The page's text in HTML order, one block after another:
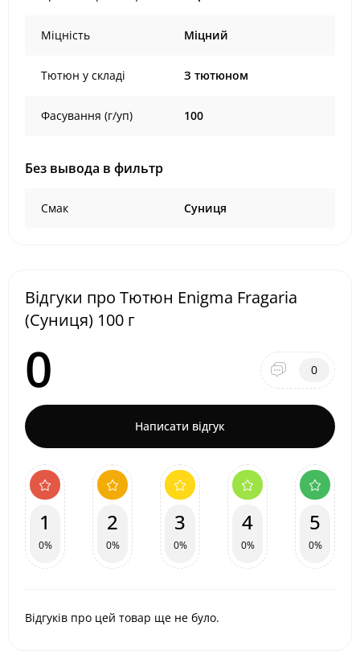
Міцність Міцний
Тютюн у складі З тютюном
Фасування (г/уп) 100
Без вывода в фильтр
Смак Суниця
Відгуки про Тютюн Enigma Fragaria
(Суниця) 100 г
0 0
Написати відгук
1
0%
2
0%
3
0%
4
0%
5
0%
Відгуків про цей товар ще не було.